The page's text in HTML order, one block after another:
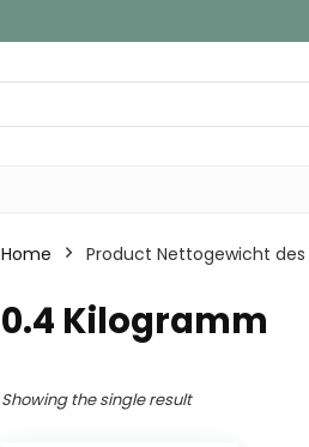
Home Product Nettogewicht des
‎0.4 Kilogramm
Showing the single result